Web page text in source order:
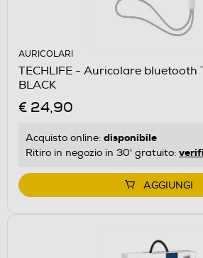
AURICOLARI
TECHLIFE - Auricolare bluetooth
BLACK
€ 24,90
Acquisto online: disponibile
Ritiro in negozio in 30' gratuito:
AGGIUNGI